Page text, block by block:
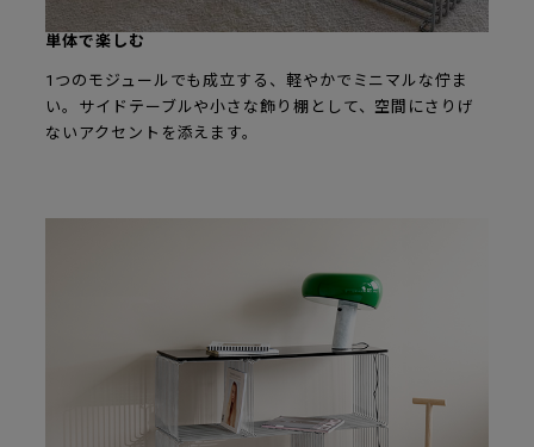
単体で楽しむ
1つのモジュールでも成立する、軽やかでミニマルな佇ま
い。サイドテーブルや小さな飾り棚として、空間にさりげ
ないアクセントを添えます。